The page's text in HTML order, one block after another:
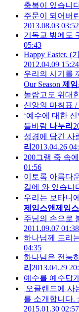
축복이 있습니
주문이 되어버
2013.08.03 03:52
기독교 밖에도
05:43
Happy Easter. (
2012.04.09 15:24
우리의 시기를
Our Season 제
놀랍고도 위대
신앙의 마침표 /
‘예수에 대한
들바람 나누리
성경에 담긴 사
리 2013.04.26
200그램 죽 속
01:56
이토록 아름다
길에 와 있습니
우리는 보타니
제임스앤제임스
주님의 손으로
2011.09.07 01:38
하나님께 드리
04:35
하나님은 전능
리 2013.04.29
예수를 예수답
오클랜드에 사
를 소개합니다. :
2015.01.30 02:57